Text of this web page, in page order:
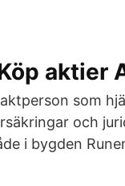
aktier
som
och
i bygden